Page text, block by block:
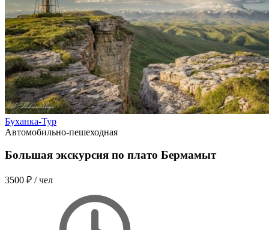
Буханка-Тур
Автомобильно-пешеходная
Большая экскурсия по плато Бермамыт
3500 ₽ / чел